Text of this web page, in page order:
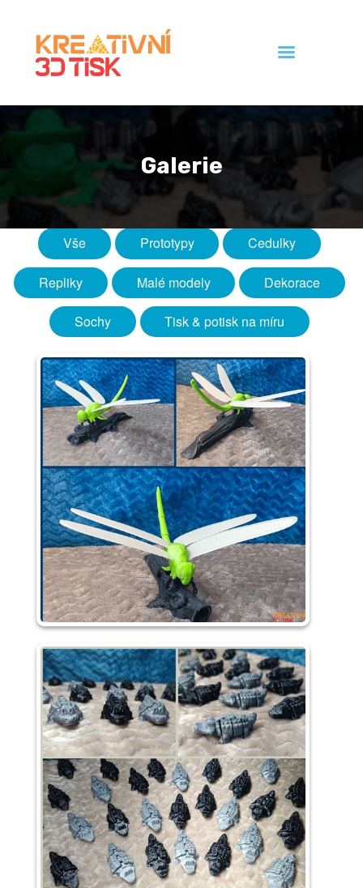
Galerie
Galerie
Ceník
Vše Prototypy Cedulky
Repliky Malé modely Dekorace
Sochy Tisk & potisk na míru